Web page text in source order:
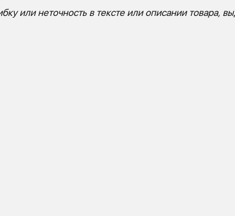
или неточность в тексте или описании товара,